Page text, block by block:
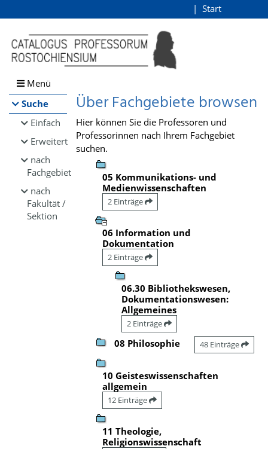
Browsen
direkt zum Inhalt
Start
Menü
Suche
Einfach
Erweitert
nach
Fachgebiet
nach
Fakultät /
Sektion
Über Fachgebiete browsen
Hier können Sie die Professoren und
Professorinnen nach Ihrem Fachgebiet
suchen.
05 Kommunikations- und
Medienwissenschaften
2 Einträge
06 Information und
Dokumentation
2 Einträge
06.30 Bibliothekswesen,
Dokumentationswesen:
Allgemeines
2 Einträge
08 Philosophie 48 Einträge
10 Geisteswissenschaften
allgemein
12 Einträge
11 Theologie,
Religionswissenschaft